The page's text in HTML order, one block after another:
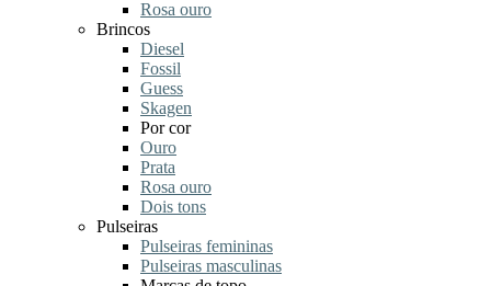
Rosa ouro
Brincos
Diesel
Fossil
Guess
Skagen
Por cor
Ouro
Prata
Rosa ouro
Dois tons
Pulseiras
Pulseiras femininas
Pulseiras masculinas